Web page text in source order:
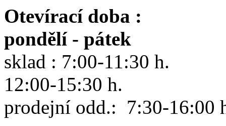
Otevírací doba :
pondělí - pátek
sklad : 7:00-11:30 h.
12:00-15:30 h.
prodejní odd.: 7:30-16:00